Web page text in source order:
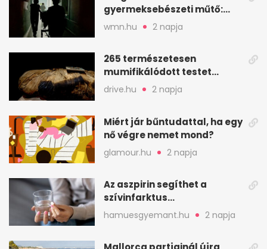
gyermeksebészeti műtő:
elfogytak a tartalékok
wmn.hu 2 napja
265 természetesen
mumifikálódott testet
találtak egy váci templom
drive.hu 2 napja
Miért jár bűntudattal, ha egy
nő végre nemet mond?
glamour.hu 2 napja
Az aszpirin segíthet a
szívinfarktus
megelőzésében, de nem
mindenkinek
hamuesgyemant.hu 2 napja